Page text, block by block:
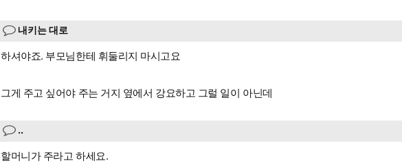
내키는 대로
하셔야죠. 부모님한테 휘둘리지 마시고요
그게 주고 싶어야 주는 거지 옆에서 강요하고 그럴 일이 아닌데
..
할머니가 주라고 하세요.